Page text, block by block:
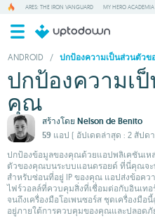
ARES: THE IRON VANGUARD MY HERO ACADEMIA
ANDROID / ปกป้องความเป็นส่วนตัวข
ปกป้องความเ
คุณ
สร้างโดย Nelson de Benito
59 แอป ( อัปเดตล่าสุด : 2 สัปด
ปกป้องข้อมูลของคุณด้วยแอปพลิเคชันเ
ตัวของคุณบนระบบแอนดรอยด์ ที่นี่คุณจะ
สำหรับซ่อนที่อยู่ IP ของคุณ แอปส่งข้อคว
ไฟร์วอลล์ที่ควบคุมสิ่งที่เชื่อมต่อกับอินเท
จนถึงเครื่องมือโอเพนซอร์ส ชุดเครื่องมื
อยู่ภายใต้การควบคุมของคุณและปลอดภั